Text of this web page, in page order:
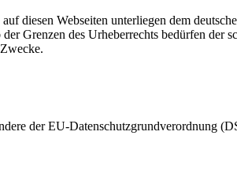
diesen Webseiten unterliegen dem
Grenzen des Urheberrechts bedürfen
der EU-Datenschutzgrundverordnung